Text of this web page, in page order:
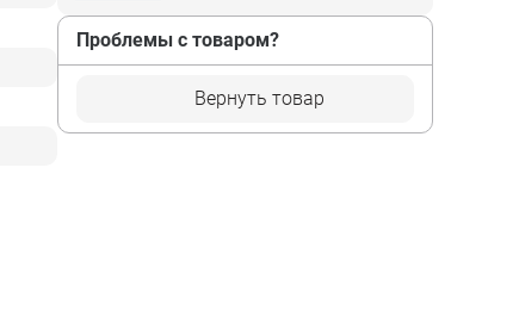
Проблемы с товаром?
Вернуть товар